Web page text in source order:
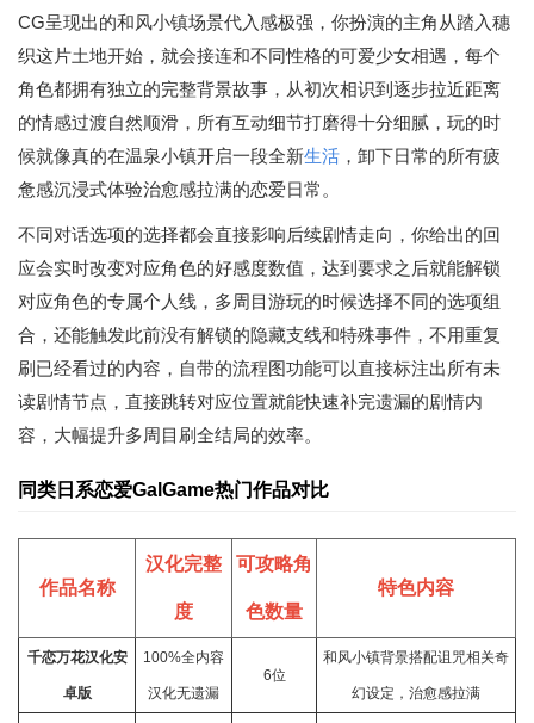
CG呈现出的和风小镇场景代入感极强，你扮演的主角从踏入穗
织这片土地开始，就会接连和不同性格的可爱少女相遇，每个
角色都拥有独立的完整背景故事，从初次相识到逐步拉近距离
的情感过渡自然顺滑，所有互动细节打磨得十分细腻，玩的时
候就像真的在温泉小镇开启一段全新生活 ，卸下日常的所有疲
惫感沉浸式体验治愈感拉满的恋爱日常。
不同对话选项的选择都会直接影响后续剧情走向，你给出的回
应会实时改变对应角色的好感度数值，达到要求之后就能解锁
对应角色的专属个人线，多周目游玩的时候选择不同的选项组
合，还能触发此前没有解锁的隐藏支线和特殊事件，不用重复
刷已经看过的内容，自带的流程图功能可以直接标注出所有未
读剧情节点，直接跳转对应位置就能快速补完遗漏的剧情内
容，大幅提升多周目刷全结局的效率。
同类日系恋爱GalGame热门作品对比
作品名称
汉化完整
度
可攻略角
色数量
特色内容
千恋万花汉化安
卓版
100%全内容
汉化无遗漏
6位
和风小镇背景搭配诅咒相关奇
幻设定，治愈感拉满